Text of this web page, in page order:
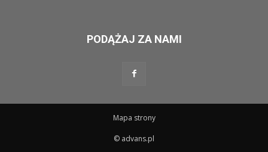
PODĄŻAJ ZA NAMI
Mapa strony
© advans.pl